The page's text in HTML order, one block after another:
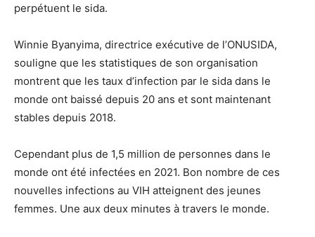
perpétuent le sida.
Winnie Byanyima, directrice exécutive de l’ONUSIDA,
souligne que les statistiques de son organisation
montrent que les taux d’infection par le sida dans le
monde ont baissé depuis 20 ans et sont maintenant
stables depuis 2018.
Cependant plus de 1,5 million de personnes dans le
monde ont été infectées en 2021. Bon nombre de ces
nouvelles infections au VIH atteignent des jeunes
femmes. Une aux deux minutes à travers le monde.